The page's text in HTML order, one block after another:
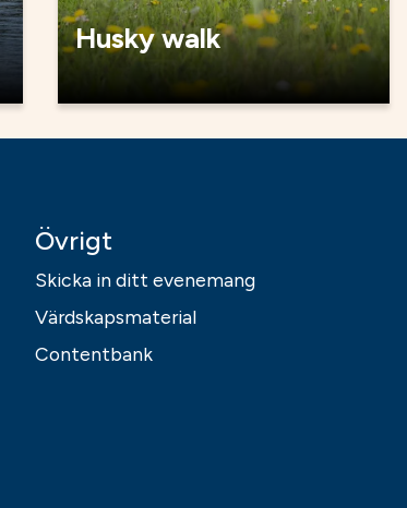
Husky walk
Övrigt
Skicka in ditt evenemang
Värdskapsmaterial
Contentbank